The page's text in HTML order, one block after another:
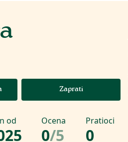
Zaprati
od Ocena
0/5
Pratioci
0